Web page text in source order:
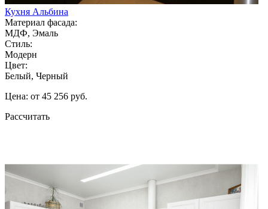
Кухня Альбина
Материал фасада:
МДФ, Эмаль
Стиль:
Модерн
Цвет:
Белый, Черный
Цена: от 45 256 руб.
Рассчитать